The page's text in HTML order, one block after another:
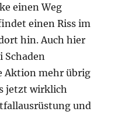
einen Weg
einen Riss im
hin. Auch hier
Schaden
Aktion mehr übrig
jetzt wirklich
und